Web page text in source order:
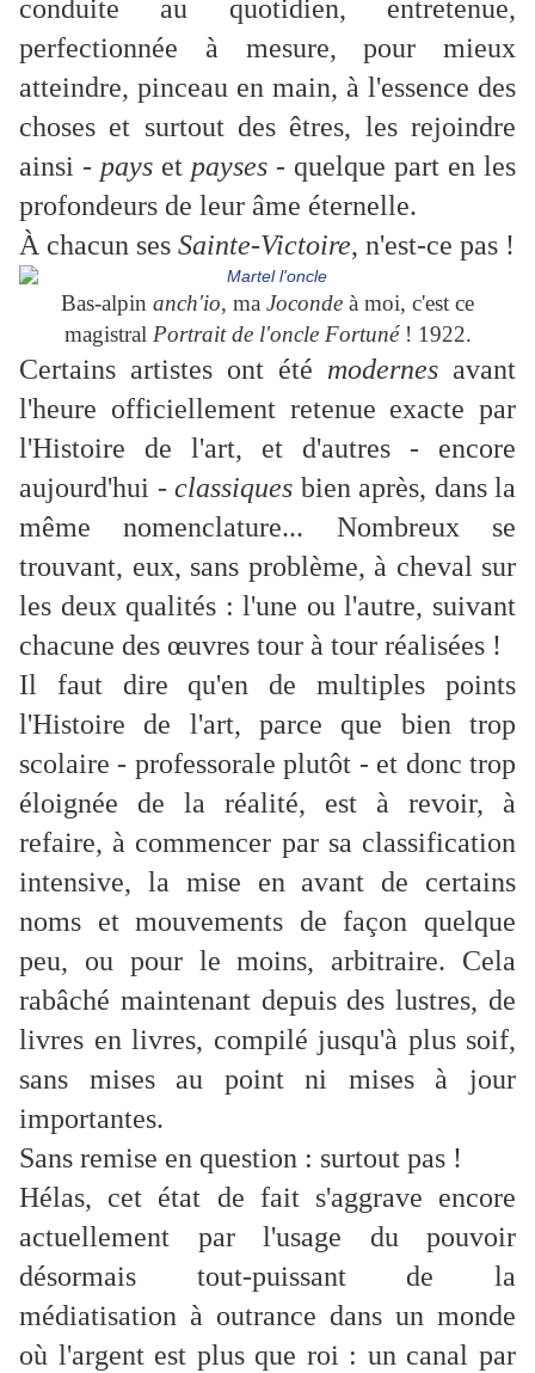
conduite au quotidien, entretenue,
perfectionnée à mesure, pour mieux
atteindre, pinceau en main, à l'essence des
choses et surtout des êtres, les rejoindre
ainsi - pays et payses - quelque part en les
profondeurs de leur âme éternelle.
À chacun ses Sainte-Victoire, n'est-ce pas !
Bas-alpin anch'io, ma Joconde à moi, c'est ce
magistral Portrait de l'oncle Fortuné ! 1922.
Certains artistes ont été modernes avant
l'heure officiellement retenue exacte par
l'Histoire de l'art, et d'autres - encore
aujourd'hui - classiques bien après, dans la
même nomenclature... Nombreux se
trouvant, eux, sans problème, à cheval sur
les deux qualités : l'une ou l'autre, suivant
chacune des œuvres tour à tour réalisées !
Il faut dire qu'en de multiples points
l'Histoire de l'art, parce que bien trop
scolaire - professorale plutôt - et donc trop
éloignée de la réalité, est à revoir, à
refaire, à commencer par sa classification
intensive, la mise en avant de certains
noms et mouvements de façon quelque
peu, ou pour le moins, arbitraire. Cela
rabâché maintenant depuis des lustres, de
livres en livres, compilé jusqu'à plus soif,
sans mises au point ni mises à jour
importantes.
Sans remise en question : surtout pas !
Hélas, cet état de fait s'aggrave encore
actuellement par l'usage du pouvoir
désormais tout-puissant de la
médiatisation à outrance dans un monde
où l'argent est plus que roi : un canal par